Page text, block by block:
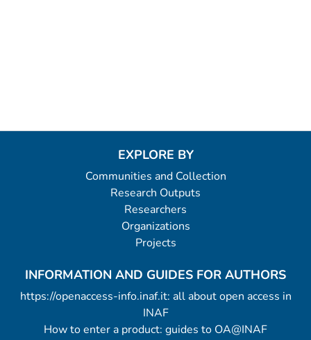
EXPLORE BY
Communities and Collection
Research Outputs
Researchers
Organizations
Projects
INFORMATION AND GUIDES FOR AUTHORS
https://openaccess-info.inaf.it: all about open access in
INAF
How to enter a product: guides to OA@INAF